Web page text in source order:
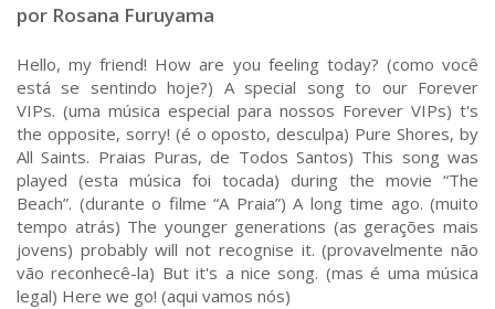
por Rosana Furuyama
Hello, my friend! How are you feeling today? (como você
está se sentindo hoje?) A special song to our Forever
VIPs. (uma música especial para nossos Forever VIPs) t's
the opposite, sorry! (é o oposto, desculpa) Pure Shores, by
All Saints. Praias Puras, de Todos Santos) This song was
played (esta música foi tocada) during the movie “The
Beach”. (durante o filme “A Praia”) A long time ago. (muito
tempo atrás) The younger generations (as gerações mais
jovens) probably will not recognise it. (provavelmente não
vão reconhecê-la) But it's a nice song. (mas é uma música
legal) Here we go! (aqui vamos nós)